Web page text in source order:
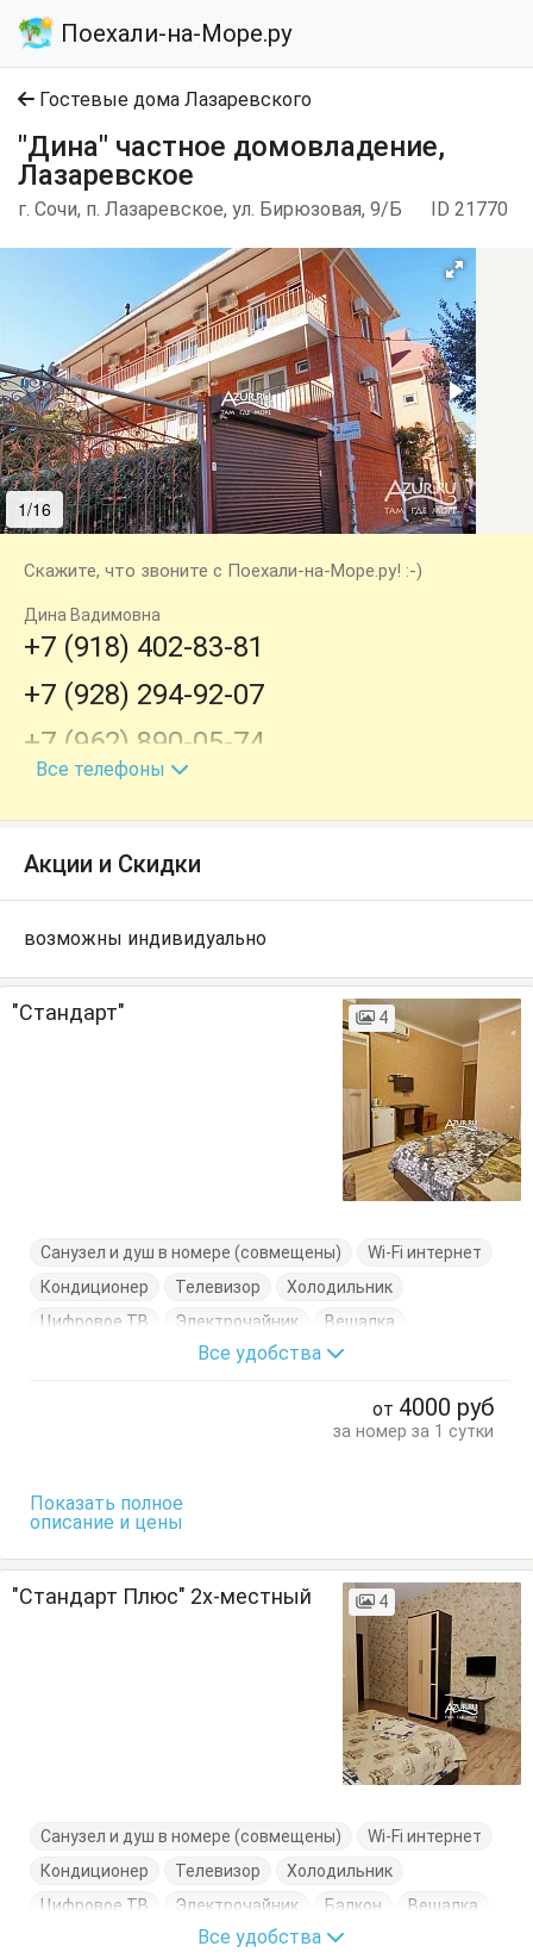
Поехали-на-Море.ру
Гостевые дома Лазаревского
"Дина" частное домовладение,
Лазаревское
г. Сочи, п. Лазаревское, ул. Бирюзовая, 9/Б ID 21770
1/16
Скажите, что звоните с Поехали-на-Море.ру! :-)
Дина Вадимовна
+7 (918) 402-83-81
+7 (928) 294-92-07
+7 (962) 890-05-74
+7 (988) 409-64-54
Все телефоны
Акции и Скидки
возможны индивидуально
"Стандарт" 4
Санузел и душ в номере (совмещены)
Wi-Fi интернет
Кондиционер
Телевизор
Холодильник
Цифровое ТВ
Электрочайник
Вешалка
Журнальный столик
Кресло-кровать
Все удобства
от 4000 руб
за номер за 1 сутки
Показать полное
описание и цены
"Стандарт Плюс" 2х-местный 4
Санузел и душ в номере (совмещены)
Wi-Fi интернет
Кондиционер
Телевизор
Холодильник
Цифровое ТВ
Электрочайник Балкон
Вешалка
Журнальный столик
Кресло-кровать
Все удобства